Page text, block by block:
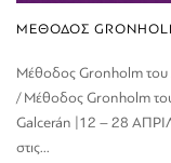
ΜΕΘΟΔΟΣ
Μέθοδος Gronholm
/ Μέθοδος Gronholm
Galcerán |12 – 28
στις...